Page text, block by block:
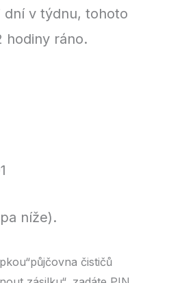
dní v týdnu, tohoto
hodiny ráno.
níže).
čističů